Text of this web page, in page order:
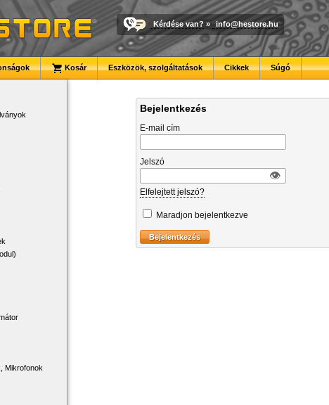
Kérdése van? » info@hestore.hu
Kosár Eszközök, szolgáltatások Cikkek Súgó
Mikrofonok
Bejelentkezés
E-mail cím
Jelszó
👁︎
Elfelejtett jelszó?
Maradjon bejelentkezve